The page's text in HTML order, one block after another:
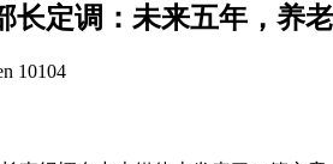
长定调：未来五年，养
10104